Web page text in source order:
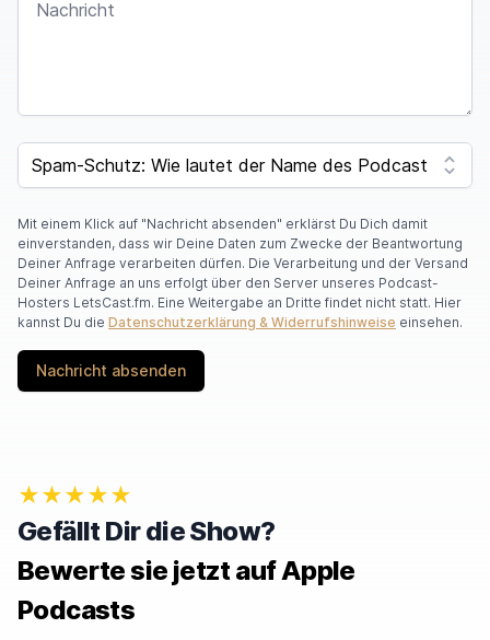
SPAM CAPTCHA
Mit einem Klick auf "Nachricht absenden" erklärst Du Dich damit
einverstanden, dass wir Deine Daten zum Zwecke der Beantwortung
Deiner Anfrage verarbeiten dürfen. Die Verarbeitung und der Versand
Deiner Anfrage an uns erfolgt über den Server unseres Podcast-
Hosters LetsCast.fm. Eine Weitergabe an Dritte findet nicht statt. Hier
kannst Du die Datenschutzerklärung & Widerrufshinweise einsehen.
Nachricht absenden
★★★★★
Gefällt Dir die Show?
Bewerte sie jetzt auf Apple
Podcasts